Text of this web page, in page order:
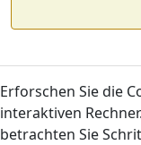
Erforschen Sie die
interaktiven
betrachten Sie